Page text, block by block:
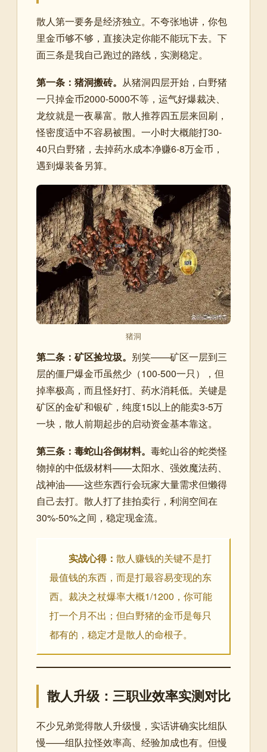
散人第一要务是经济独立。不夸张地讲，你包
里金币够不够，直接决定你能不能玩下去。下
面三条是我自己跑过的路线，实测稳定。
第一条：猪洞搬砖。 从猪洞四层开始，白野猪
一只掉金币2000-5000不等，运气好爆裁决、
龙纹就是一夜暴富。散人推荐四五层来回刷，
怪密度适中不容易被围。一小时大概能打30-
40只白野猪，去掉药水成本净赚6-8万金币，
遇到爆装备另算。
猪洞
第二条：矿区捡垃圾。 别笑——矿区一层到三
层的僵尸爆金币虽然少（100-500一只），但
掉率极高，而且怪好打、药水消耗低。关键是
矿区的金矿和银矿，纯度15以上的能卖3-5万
一块，散人前期起步的启动资金基本靠这。
第三条：毒蛇山谷倒材料。 毒蛇山谷的蛇类怪
物掉的中低级材料——太阳水、强效魔法药、
战神油——这些东西行会玩家大量需求但懒得
自己去打。散人打了挂拍卖行，利润空间在
30%-50%之间，稳定现金流。
实战心得： 散人赚钱的关键不是打
最值钱的东西，而是打最容易变现的东
西。裁决之杖爆率大概1/1200，你可能
打一个月不出；但白野猪的金币是每只
都有的，稳定才是散人的命根子。
散人升级：三职业效率实测对比
不少兄弟觉得散人升级慢，实话讲确实比组队
慢——组队拉怪效率高、经验加成也有。但慢